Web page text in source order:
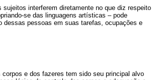
interferem diretamente no que diz respeito
se das linguagens artísticas – pode
dessas pessoas em suas tarefas, ocupações e
e dos fazeres tem sido seu principal alvo